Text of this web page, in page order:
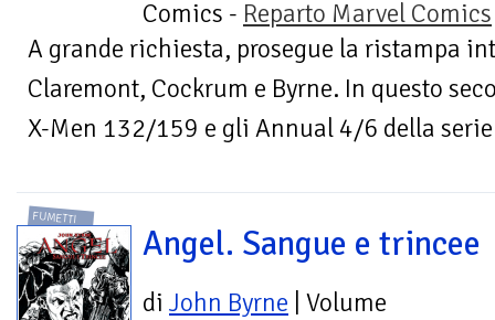
Comics - Reparto Marvel Comics
A grande richiesta, prosegue la ristampa
Claremont, Cockrum e Byrne. In questo
X-Men 132/159 e gli Annual 4/6 della
FUMETTI
Angel. Sangue e trincee
di John Byrne | Volume